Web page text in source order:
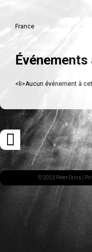
France
Événements
<li>Aucun événement à
Navigation
des
articles
ARTICLE
PRÉCÉDENT© 2023 Peter Orins |